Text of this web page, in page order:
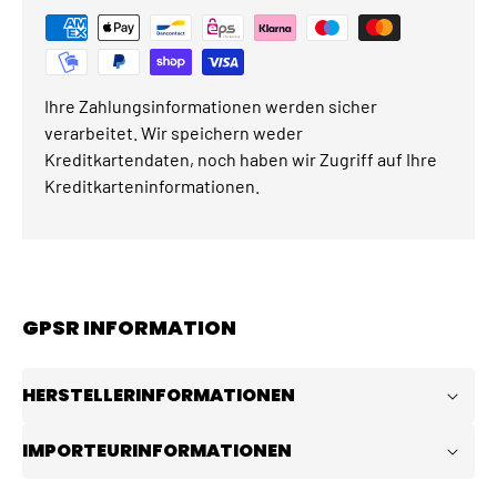
Ihre Zahlungsinformationen werden sicher
verarbeitet. Wir speichern weder
Kreditkartendaten, noch haben wir Zugriff auf Ihre
Kreditkarteninformationen.
GPSR INFORMATION
HERSTELLERINFORMATIONEN
IMPORTEURINFORMATIONEN